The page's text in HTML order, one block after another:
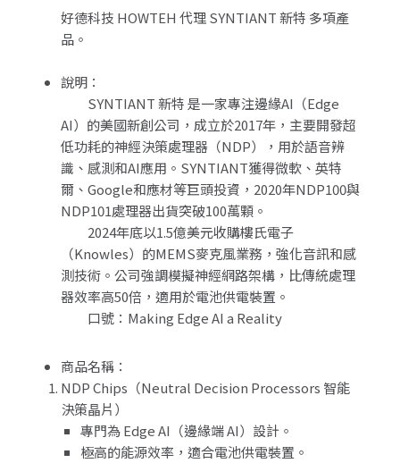
好德科技 HOWTEH 代理 SYNTIANT 新特 多項產
品。
說明：
SYNTIANT 新特 是一家專注邊緣AI（Edge
AI）的美國新創公司，成立於2017年，主要開發超
低功耗的神經決策處理器（NDP），用於語音辨
識、感測和AI應用。SYNTIANT獲得微軟、英特
爾、Google和應材等巨頭投資，2020年NDP100與
NDP101處理器出貨突破100萬顆。
2024年底以1.5億美元收購樓氏電子
（Knowles）的MEMS麥克風業務，強化音訊和感
測技術。公司強調模擬神經網路架構，比傳統處理
器效率高50倍，適用於電池供電裝置。
口號：Making Edge AI a Reality
商品名稱：
NDP Chips（Neutral Decision Processors 智能
決策晶片）
專門為 Edge AI（邊緣端 AI）設計。
極高的能源效率，適合電池供電裝置。